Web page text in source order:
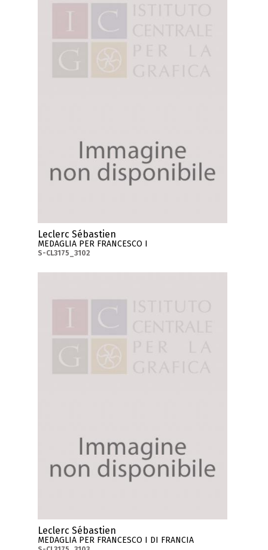
Leclerc Sébastien
MEDAGLIA PER FRANCESCO I
S-CL3175_3102
Leclerc Sébastien
MEDAGLIA PER FRANCESCO I DI FRANCIA